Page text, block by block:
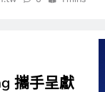
攜手呈獻